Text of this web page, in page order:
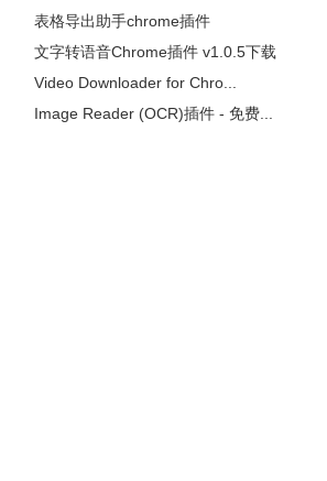
表格导出助手chrome插件
文字转语音Chrome插件 v1.0.5下载
Video Downloader for Chro...
Image Reader (OCR)插件 - 免费...